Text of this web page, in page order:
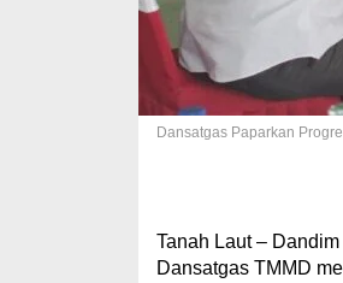
Dansatgas Paparkan
Tanah Laut –
Dansatgas TMMD